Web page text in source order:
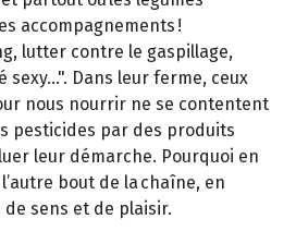
accompagnements !
lutter contre le gaspillage,
sexy…". Dans leur ferme, ceux
nous nourrir ne se contentent
pesticides par des produits
leur démarche. Pourquoi en
bout de la chaîne, en
de sens et de plaisir.